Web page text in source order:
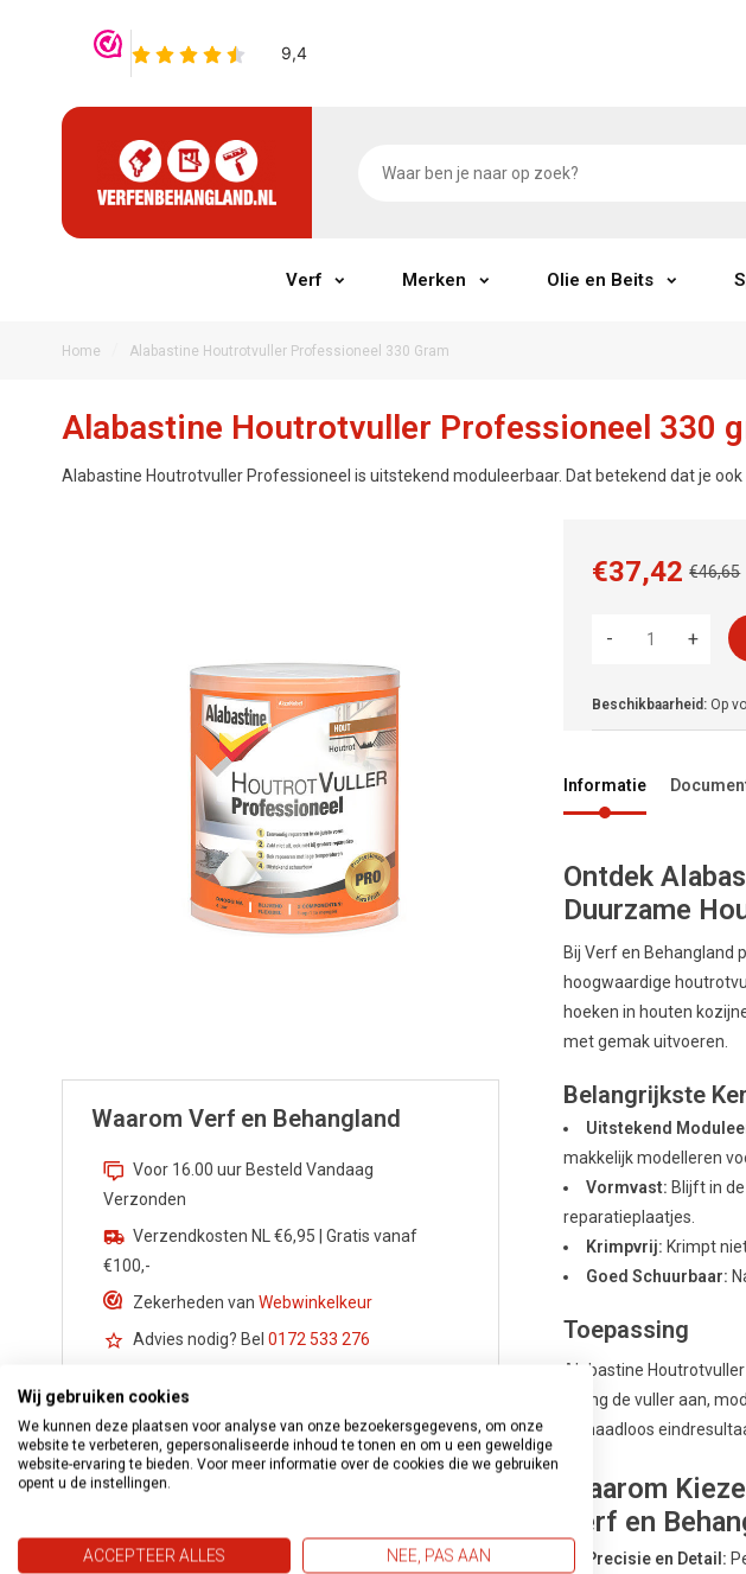
Verf Merken Olie en Beits
Home Alabastine Houtrotvuller Professioneel 330 Gram
Alabastine Houtrotvuller Professioneel 330
Alabastine Houtrotvuller Professioneel is uitstekend moduleerbaar. Dat betekend dat je
Waarom Verf en Behangland
Voor 16.00 uur Besteld Vandaag
Verzonden
Verzendkosten NL €6,95 | Gratis vanaf
€100,-
Zekerheden van Webwinkelkeur
Advies nodig? Bel 0172 533 276
€46,65
€37,42
+
-
Beschikbaarheid: Op
Informatie
Ontdek
Duurzame
Bij Verf en Behangland
hoogwaardige
hoeken in houten
met gemak uitvoeren.
Belangrijkste
Uitstekend
makkelijk modelleren
Vormvast: Blijft in
reparatieplaatjes.
Krimpvrij: Krimpt
Goed Schuurbaar:
Toepassing
Alabastine
Breng de vuller aan,
en naadloos
Waarom
Verf en
Precisie en Detail:
Wij gebruiken cookies
We kunnen deze plaatsen voor analyse van onze bezoekersgegevens, om onze
website te verbeteren, gepersonaliseerde inhoud te tonen en om u een geweldige
website-ervaring te bieden. Voor meer informatie over de cookies die we gebruiken
opent u de instellingen.
ACCEPTEER ALLES NEE, PAS AAN